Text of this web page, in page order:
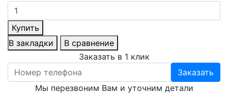
Купить
В закладки
В сравнение
Заказать в 1 клик
Заказать
Мы перезвоним Вам и уточним детали